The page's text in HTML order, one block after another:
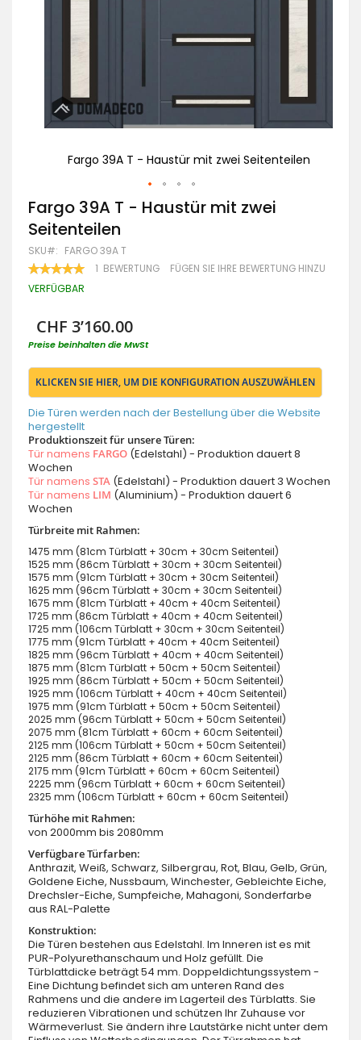
Fargo 39A T - Haustür mit zwei Seitenteilen
Zum
Anfang
der
Bildgalerie
springen
Fargo 39A T - Haustür mit zwei
Seitenteilen
SKU FARGO 39A T
BEWERTUNG:
100
1 BEWERTUNG FÜGEN SIE IHRE BEWERTUNG HINZU
VERFÜGBAR
CHF 3’160.00
Preise beinhalten die MwSt
KLICKEN SIE HIER, UM DIE KONFIGURATION AUSZUWÄHLEN
Die Türen werden nach der Bestellung über die Website
hergestellt
Produktionszeit für unsere Türen:
Tür namens FARGO (Edelstahl) - Produktion dauert 8
Wochen
Tür namens STA (Edelstahl) - Produktion dauert 3 Wochen
Tür namens LIM (Aluminium) - Produktion dauert 6
Wochen
Türbreite mit Rahmen:
1475 mm (81cm Türblatt + 30cm + 30cm Seitenteil)
1525 mm (86cm Türblatt + 30cm + 30cm Seitenteil)
1575 mm (91cm Türblatt + 30cm + 30cm Seitenteil)
1625 mm (96cm Türblatt + 30cm + 30cm Seitenteil)
1675 mm (81cm Türblatt + 40cm + 40cm Seitenteil)
1725 mm (86cm Türblatt + 40cm + 40cm Seitenteil)
1725 mm (106cm Türblatt + 30cm + 30cm Seitenteil)
1775 mm (91cm Türblatt + 40cm + 40cm Seitenteil)
1825 mm (96cm Türblatt + 40cm + 40cm Seitenteil)
1875 mm (81cm Türblatt + 50cm + 50cm Seitenteil)
1925 mm (86cm Türblatt + 50cm + 50cm Seitenteil)
1925 mm (106cm Türblatt + 40cm + 40cm Seitenteil)
1975 mm (91cm Türblatt + 50cm + 50cm Seitenteil)
2025 mm (96cm Türblatt + 50cm + 50cm Seitenteil)
2075 mm (81cm Türblatt + 60cm + 60cm Seitenteil)
2125 mm (106cm Türblatt + 50cm + 50cm Seitenteil)
2125 mm (86cm Türblatt + 60cm + 60cm Seitenteil)
2175 mm (91cm Türblatt + 60cm + 60cm Seitenteil)
2225 mm (96cm Türblatt + 60cm + 60cm Seitenteil)
2325 mm (106cm Türblatt + 60cm + 60cm Seitenteil)
Türhöhe mit Rahmen:
von 2000mm bis 2080mm
Verfügbare Türfarben:
Anthrazit, Weiß, Schwarz, Silbergrau, Rot, Blau, Gelb, Grün,
Goldene Eiche, Nussbaum, Winchester, Gebleichte Eiche,
Drechsler-Eiche, Sumpfeiche, Mahagoni, Sonderfarbe
aus RAL-Palette
Konstruktion:
Die Türen bestehen aus Edelstahl. Im Inneren ist es mit
PUR-Polyurethanschaum und Holz gefüllt. Die
Türblattdicke beträgt 54 mm. Doppeldichtungssystem -
Eine Dichtung befindet sich am unteren Rand des
Rahmens und die andere im Lagerteil des Türblatts. Sie
reduzieren Vibrationen und schützen Ihr Zuhause vor
Wärmeverlust. Sie ändern ihre Lautstärke nicht unter dem